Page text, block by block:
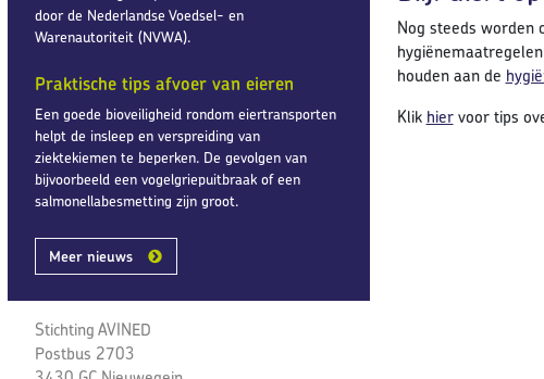
door de Nederlandse Voedsel- en
Warenautoriteit (NVWA).
Praktische tips afvoer van eieren
Een goede bioveiligheid rondom eiertransporten
helpt de insleep en verspreiding van
ziektekiemen te beperken. De gevolgen van
bijvoorbeeld een vogelgriepuitbraak of een
salmonellabesmetting zijn groot.
Meer nieuws
Stichting AVINED
Postbus 2703
Nog steeds worden
houden aan de
Klik hiervoor tips